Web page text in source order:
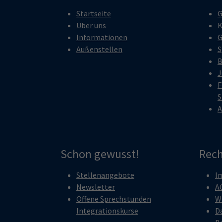
Startseite
Über uns
Informationen
Außenstellen
Schon gewusst!
Stellenangebote
Newsletter
Offene Sprechstunden
Integrationskurse